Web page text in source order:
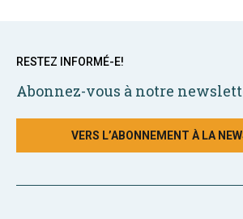
RESTEZ INFORMÉ-E!
Abonnez-vous à notre
VERS L’ABONNEMENT À LA